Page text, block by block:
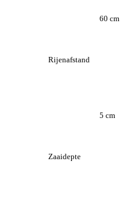
Rijenafstand
60 cm
Zaaidepte
5 cm